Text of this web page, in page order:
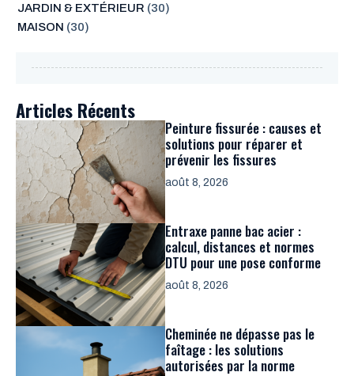
JARDIN & EXTÉRIEUR (30)
MAISON (30)
Articles Récents
Peinture fissurée : causes et
solutions pour réparer et
prévenir les fissures
août 8, 2026
Entraxe panne bac acier :
calcul, distances et normes
DTU pour une pose conforme
août 8, 2026
Cheminée ne dépasse pas le
faîtage : les solutions
autorisées par la norme